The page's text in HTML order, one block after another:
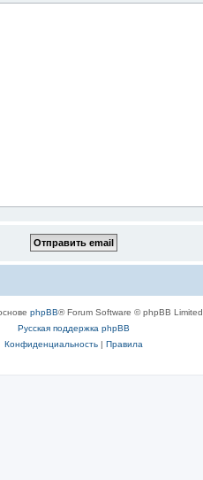
phpBB® Forum Software © phpBB Limited
Русская поддержка phpBB
Конфиденциальность| Правила